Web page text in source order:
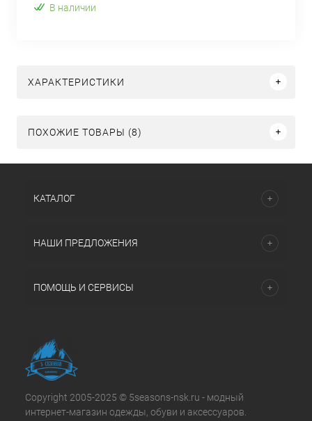
В наличии
ХАРАКТЕРИСТИКИ
ПОХОЖИЕ ТОВАРЫ (8)
КАТАЛОГ
НАШИ ПРЕДЛОЖЕНИЯ
ПОМОЩЬ И СЕРВИСЫ
Copyright 2005-2025 © 5seasons-nsk.ru - модный
интернет-магазин одежды, обуви и аксессуаров.